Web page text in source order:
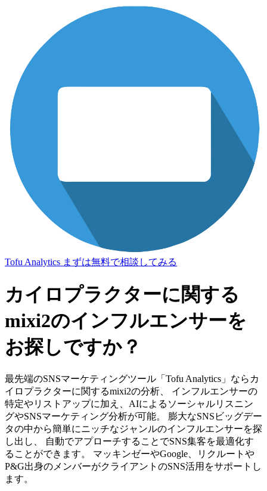
Tofu Analytics まずは無料で相談してみる
カイロプラクターに関する
mixi2のインフルエンサーを
お探しですか？
最先端のSNSマーケティングツール「Tofu Analytics」ならカ
イロプラクターに関するmixi2の分析、 インフルエンサーの
特定やリストアップに加え、AIによるソーシャルリスニン
グやSNSマーケティング分析が可能。 膨大なSNSビッグデー
タの中から簡単にニッチなジャンルのインフルエンサーを探
し出し、 自動でアプローチすることでSNS集客を最適化す
ることができます。 マッキンゼーやGoogle、リクルートや
P&G出身のメンバーがクライアントのSNS活用をサポートし
ます。